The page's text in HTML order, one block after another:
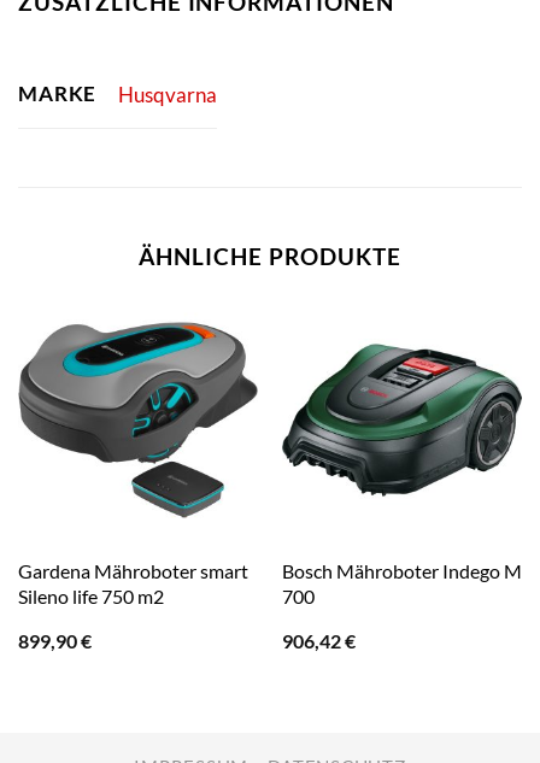
MARKE Husqvarna
ÄHNLICHE PRODUKTE
Gardena Mähroboter smart
Sileno life 750 m2
899,90€
Bosch Mähroboter Indego M
700
906,42€